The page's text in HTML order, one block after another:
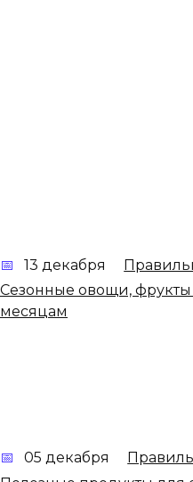
13 декабря
Сезонные овощи,
месяцам
05 декабря